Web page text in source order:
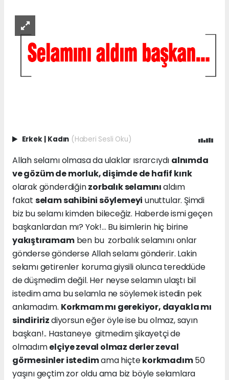
Erkek | Kadın (Haberi Sesli Oku)
Allah selamı olmasa da ulaklar ısrarcıydı alnımda
ve gözüm de morluk, dişimde de hafif kırık
olarak gönderdiğinzorbalık selamınıaldım
fakat selam sahibini söylemeyi unuttular. Şimdi
biz bu selamı kimden bileceğiz. Haberde ismi geçen
başkanlardan mı? Yok!... Bu isimlerin hiç birine
yakıştıramamben bu zorbalık selamını onlar
gönderse gönderse Allah selamı gönderir. Lakin
selamı getirenler koruma giysili olunca tereddüde
de düşmedim değil. Her neyse selamın ulaştı bil
istedim ama bu selamla ne söylemek istedin pek
anlamadım. Korkmam mı gerekiyor, dayakla mı
sindiririzdiyorsun eğer öyle ise bu olmaz, sayın
başkan!.. Hastaneye gitmedim şikayetçi de
olmadımelçiye zeval olmaz derler zeval
görmesinler istedimama hiçtekorkmadım50
yaşını geçtim zor oldu ama biz böyle selamlara